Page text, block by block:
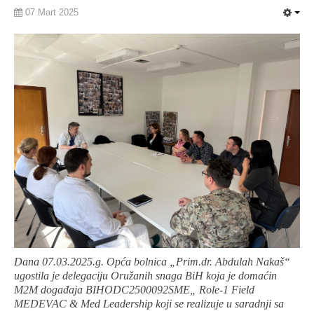
07 Mart 2025
Dana 07.03.2025.g. Opća bolnica „Prim.dr. Abdulah Nakaš“
ugostila je delegaciju Oružanih snaga BiH koja je domaćin
M2M događaja BIHODC2500092SME„ Role-1 Field
MEDEVAC & Med Leadership koji se realizuje u saradnji sa